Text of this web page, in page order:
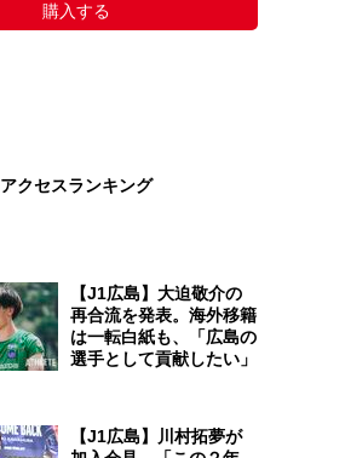
購入する
アクセスランキング
【J1広島】大迫敬介の
再合流を発表。海外移籍
は一転白紙も、「広島の
選手として貢献したい」
【J1広島】川村拓夢が